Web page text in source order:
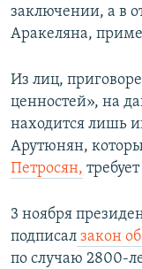
заключении, а в
Аракеляна,
Из лиц,
ценностей», на
находится лишь
Арутюнян,
Петросян,
3 ноября
подписал закон
по случаю 2800-